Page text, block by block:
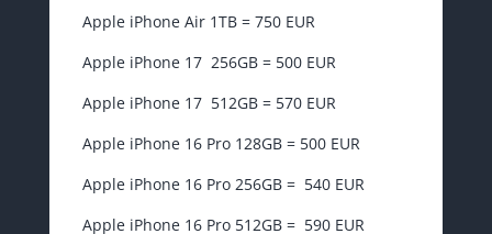
Apple iPhone Air 1TB = 750 EUR
Apple iPhone 17 256GB = 500 EUR
Apple iPhone 17 512GB = 570 EUR
Apple iPhone 16 Pro 128GB = 500 EUR
Apple iPhone 16 Pro 256GB = 540 EUR
Apple iPhone 16 Pro 512GB = 590 EUR